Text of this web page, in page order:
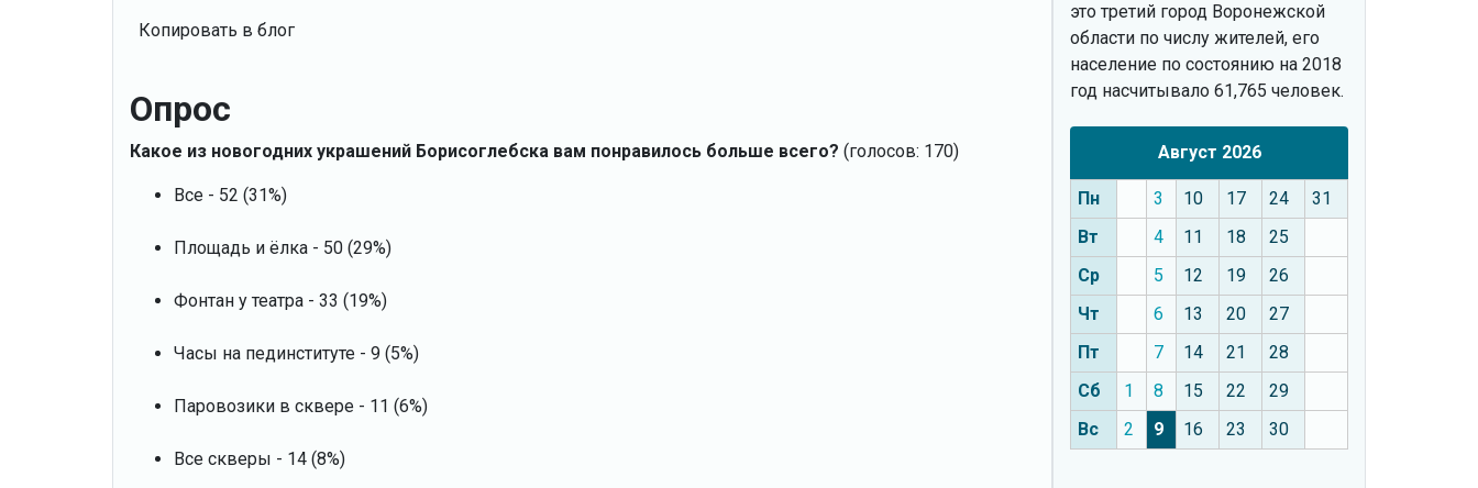
Копировать в блог
Опрос
Какое из новогодних украшений Борисоглебска вам понравилось больше всего? (голосов: 170)
Все - 52 (31%)
Площадь и ёлка - 50 (29%)
Фонтан у театра - 33 (19%)
Часы на пединституте - 9 (5%)
Паровозики в сквере - 11 (6%)
Все скверы - 14 (8%)
это третий город Воронежской
области по числу жителей, его
население по состоянию на 2018
год насчитывало 61,765 человек.
Август 2026
Пн 3 10 17 24
31
Вт
4 11 18
25
Ср
5 12 19
26
Чт
6 13 20
27
Пт
7 14 21
28
Сб
1 8 15 22
29
Вс
2 9 16 23 30